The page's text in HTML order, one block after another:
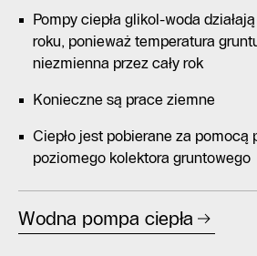
Pompy ciepła glikol-woda
roku, ponieważ temperatura
niezmienna przez cały rok
Konieczne są prace ziemne
Ciepło jest pobierane za pomocą
poziomego kolektora gruntowego
Wodna pompa ciepła